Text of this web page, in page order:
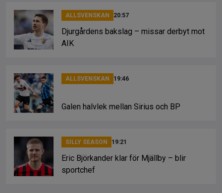
ALLSVENSKAN 20:57
Djurgårdens bakslag – missar derbyt mot
AIK
ALLSVENSKAN 19:46
Galen halvlek mellan Sirius och BP
SILLY SEASON 19:21
Eric Björkander klar för Mjällby – blir
sportchef